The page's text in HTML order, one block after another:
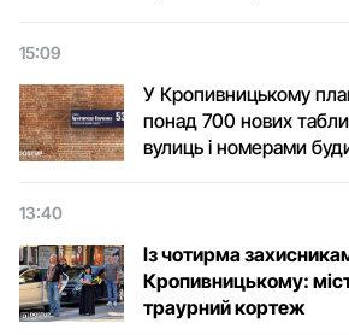
15:09
У Кропивницькому
понад 700 нових
вулиць і номерами
13:40
Із чотирма
Кропивницькому:
траурний кортеж